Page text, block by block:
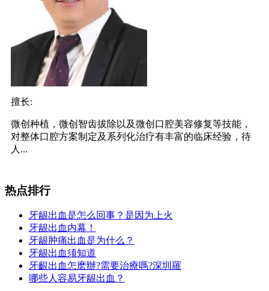
擅长:
微创种植，微创智齿拔除以及微创口腔美容修复等技能，
对整体口腔方案制定及系列化治疗有丰富的临床经验，待
人...
热点排行
牙龈出血是怎么回事？是因为上火
牙龈出血内幕！
牙龈肿痛出血是为什么？
牙龈出血须知道
牙齦出血怎麽辦?需要治療嗎?深圳羅
哪些人容易牙龈出血？